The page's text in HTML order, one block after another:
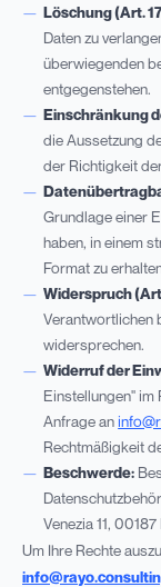
Löschung (Art.
Daten zu
überwiegenden
entgegenstehen.
Einschränkung
die Aussetzung
der Richtigkeit
Grundlage einer
haben, in einem
Format zu
Widerspruch
Verantwortlichen
widersprechen.
Widerruf der
Einstellungen"
Anfrage an
Rechtmäßigkeit
Beschwerde:
Venezia 11,
Um Ihre Rechte